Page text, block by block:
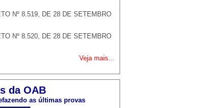
Nº 8.519, DE 28 DE SETEMBRO
Nº 8.520, DE 28 DE SETEMBRO
Veja mais...
da OAB
as últimas provas